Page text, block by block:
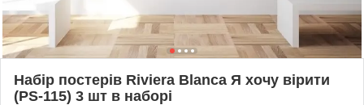
Набір постерів Riviera Blanca Я хочу вірити
(PS-115) 3 шт в наборі